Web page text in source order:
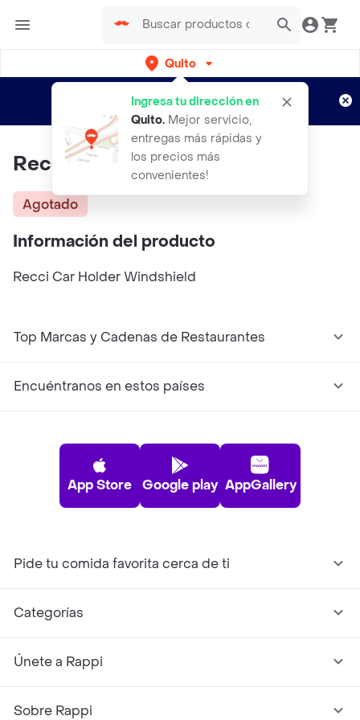
Quito
Ingresa tu dirección en
Quito. Mejor servicio,
entregas más rápidas y
los precios más
convenientes!
envíos gratis por semanas
Aplican TyC
Recci Car Holder Windshield
Agotado
Información del producto
Recci Car Holder Windshield
Top Marcas y Cadenas de Restaurantes
Encuéntranos en estos países
App Store Google play AppGallery
Pide tu comida favorita cerca de ti
Categorías
Únete a Rappi
Sobre Rappi